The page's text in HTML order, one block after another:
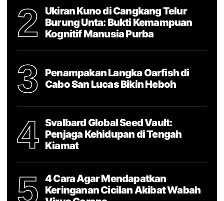
2
Ukiran Kuno di Cangkang Telur
Burung Unta: Bukti Kemampuan
Kognitif Manusia Purba
3
Penampakan Langka Oarfish di
Cabo San Lucas Bikin Heboh
4
Svalbard Global Seed Vault:
Penjaga Kehidupan di Tengah
Kiamat
5
4 Cara Agar Mendapatkan
Keringanan Cicilan Akibat Wabah